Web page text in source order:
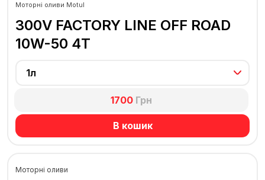
Моторні оливи Motul
300V FACTORY LINE OFF ROAD
10W-50 4T
1л
1700Грн
В кошик
Моторні оливи